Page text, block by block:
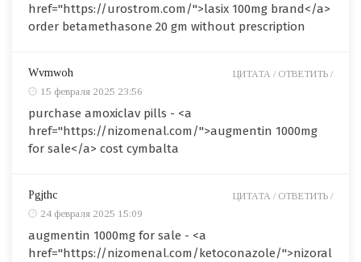
href="https://urostrom.com/">lasix 100mg brand</a>
order betamethasone 20 gm without prescription
Wvmwoh
15 февраля 2025 23:56
purchase amoxiclav pills - <a
href="https://nizomenal.com/">augmentin 1000mg
for sale</a> cost cymbalta
ЦИТАТА / ОТВЕТИТЬ /
Pgjthc
24 февраля 2025 15:09
augmentin 1000mg for sale - <a
href="https://nizomenal.com/ketoconazole/">nizoral
ЦИТАТА / ОТВЕТИТЬ /